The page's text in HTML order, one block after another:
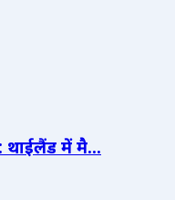
थाईलैंड में मै...